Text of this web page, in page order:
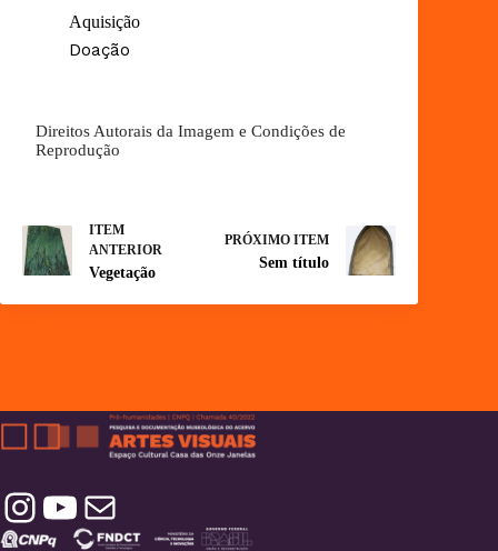
Aquisição
Doação
Direitos Autorais da Imagem e Condições de
Reprodução
ITEM
ANTERIOR
Vegetação
PRÓXIMO ITEM
Sem título
Instagram YouTube Contatos